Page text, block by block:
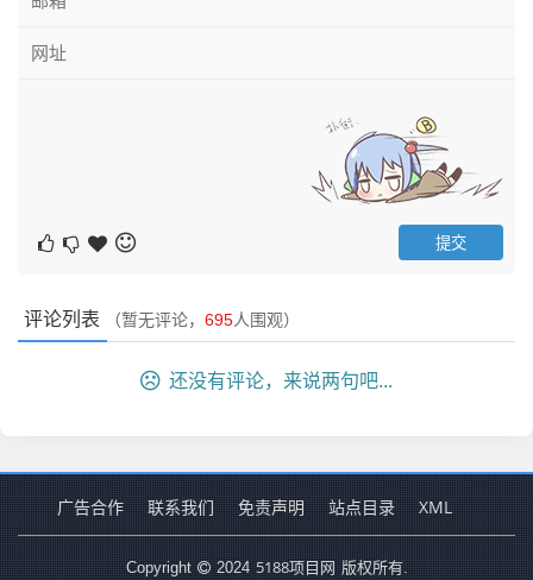
评论列表 （暂无评论， 695人围观）
还没有评论，来说两句吧...
广告合作 联系我们 免责声明 站点目录 XML
Copyright 2024 5188项目网 版权所有.